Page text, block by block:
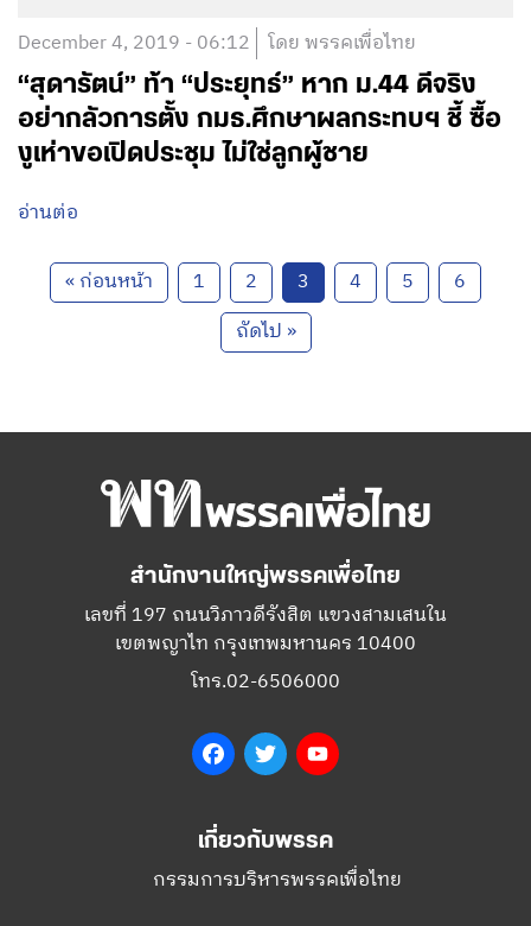
December 4, 2019 - 06:12 โดย พรรคเพื่อไทย
“สุดารัตน์” ท้า “ประยุทธ์” หาก ม.44 ดีจริง
อย่ากลัวการตั้ง กมธ.ศึกษาผลกระทบฯ ชี้ ซื้อ
งูเห่าขอเปิดประชุม ไม่ใช่ลูกผู้ชาย
อ่านต่อ
« ก่อนหน้า 1 2 3 4 5
6
ถัดไป »
สำนักงานใหญ่พรรคเพื่อไทย
เลขที่ 197 ถนนวิภาวดีรังสิต แขวงสามเสนใน
เขตพญาไท กรุงเทพมหานคร 10400
โทร.02-6506000
FacebookTwitter
เกี่ยวกับพรรค
กรรมการบริหารพรรคเพื่อไทย